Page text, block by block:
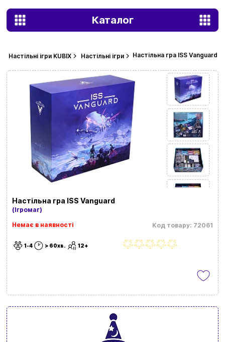
Каталог
Настільні ігри KUBIX Настільні ігри Настільна гра ISS Vanguard
Настільна гра ISS Vanguard
(Ігромаг)
Код товару: 72061
Немає в наявності
1-4 > 60хв. 12+